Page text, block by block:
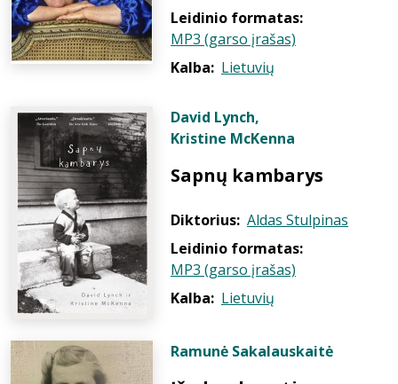
Leidinio formatas:
MP3 (garso įrašas)
Kalba: Lietuvių
David Lynch,
Kristine McKenna
Sapnų kambarys
Diktorius: Aldas Stulpinas
Leidinio formatas:
MP3 (garso įrašas)
Kalba: Lietuvių
Ramunė Sakalauskaitė